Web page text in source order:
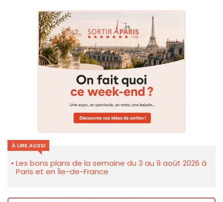
À LIRE AUSSI
Les bons plans de la semaine du 3 au 9 août 2026 à
Paris et en Île-de-France